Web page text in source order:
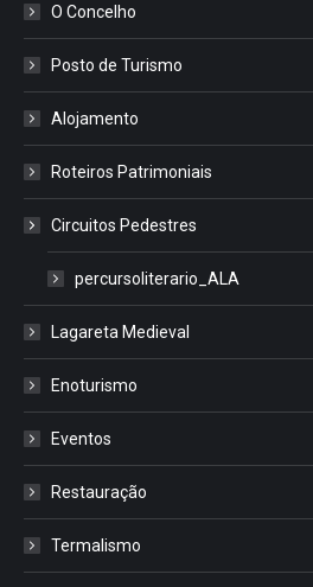
O Concelho
Posto de Turismo
Alojamento
Roteiros Patrimoniais
Circuitos Pedestres
percursoliterario_ALA
Lagareta Medieval
Enoturismo
Eventos
Restauração
Termalismo